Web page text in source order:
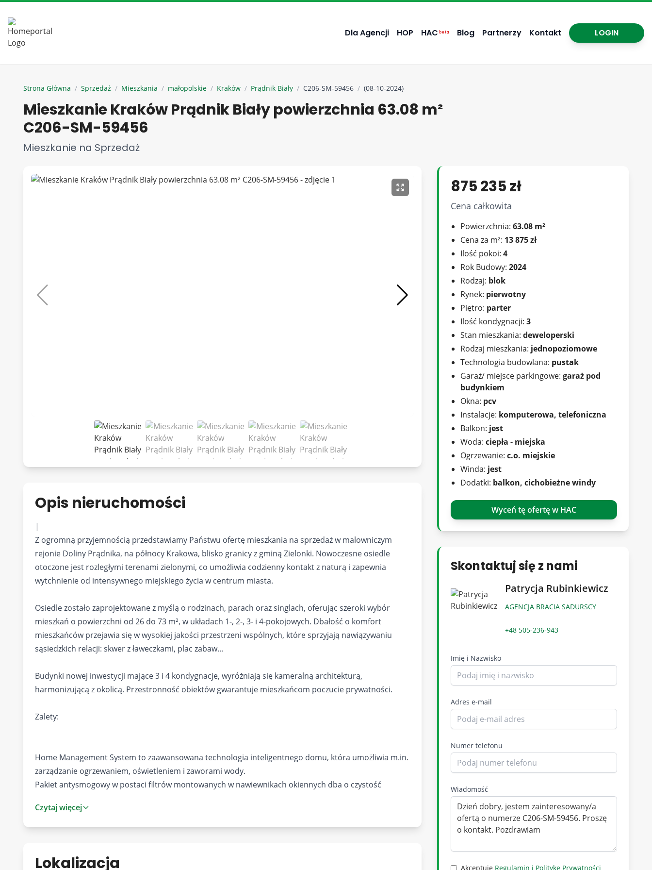
Dla Agencji HOP HAC beta Blog Partnerzy Kontakt LOGIN
Strona Główna / Sprzedaż / Mieszkania / małopolskie / Kraków / Prądnik Biały / C206-SM-59456 / (08-10-2024)
Mieszkanie Kraków Prądnik Biały powierzchnia 63.08 m²
C206-SM-59456
Mieszkanie na Sprzedaż
Opis nieruchomości
|
Z ogromną przyjemnością przedstawiamy Państwu ofertę mieszkania na sprzedaż w malowniczym
rejonie Doliny Prądnika, na północy Krakowa, blisko granicy z gminą Zielonki. Nowoczesne osiedle
otoczone jest rozległymi terenami zielonymi, co umożliwia codzienny kontakt z naturą i zapewnia
wytchnienie od intensywnego miejskiego życia w centrum miasta.
Osiedle zostało zaprojektowane z myślą o rodzinach, parach oraz singlach, oferując szeroki wybór
mieszkań o powierzchni od 26 do 73 m², w układach 1-, 2-, 3- i 4-pokojowych. Dbałość o komfort
mieszkańców przejawia się w wysokiej jakości przestrzeni wspólnych, które sprzyjają nawiązywaniu
sąsiedzkich relacji: skwer z ławeczkami, plac zabaw...
Budynki nowej inwestycji mające 3 i 4 kondygnacje, wyróżniają się kameralną architekturą,
harmonizującą z okolicą. Przestronność obiektów gwarantuje mieszkańcom poczucie prywatności.
Zalety:
Home Management System to zaawansowana technologia inteligentnego domu, która umożliwia m.in.
zarządzanie ogrzewaniem, oświetleniem i zaworami wody.
Pakiet antysmogowy w postaci filtrów montowanych w nawiewnikach okiennych dba o czystość
Wysoki standard wykończenia części wspólnych obejmuje trwałe płytki gresowe, dekoracyjne panele
imitujące drewno oraz energooszczędne oświetlenie LED.
Termoizolacyjne łączniki balkonowe zapobiegają utracie ciepła, co przekłada się na oszczędności
Czytaj więcej
Lokalizacja
875 235 zł
Cena całkowita
Powierzchnia:63.08 m²
Cena za m²: 13 875 zł
Ilość pokoi:4
Rok Budowy:2024
Rodzaj: blok
Rynek: pierwotny
Piętro: parter
Ilość kondygnacji:3
Stan mieszkania:deweloperski
Rodzaj mieszkania: jednopoziomowe
Technologia budowlana: pustak
Garaż/ miejsce parkingowe:garaż pod
budynkiem
Okna: pcv
Instalacje: komputerowa, telefoniczna
Balkon: jest
Woda:ciepła - miejska
Ogrzewanie:c.o. miejskie
Winda: jest
Dodatki: balkon, cichobieżne windy
Wyceń tę ofertę w HAC
Skontaktuj się z nami
Patrycja Rubinkiewicz
AGENCJA BRACIA SADURSCY
+48 505-236-943
Imię i Nazwisko
Adres e-mail
Numer telefonu
Wiadomość
Akceptuję Regulamin i Politykę Prywatności